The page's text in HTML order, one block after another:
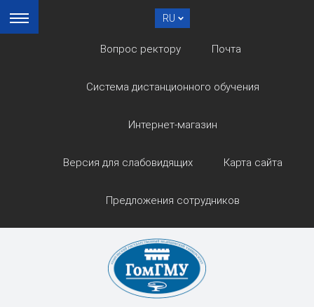
RU
Вопрос ректору Почта
Система дистанционного обучения
Интернет-магазин
Версия для слабовидящих Карта сайта
Предложения сотрудников